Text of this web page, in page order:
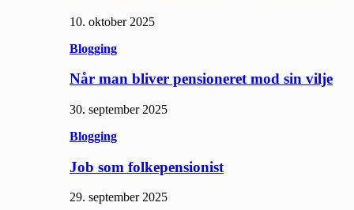
10. oktober 2025
Blogging
Når man bliver pensioneret mod sin vilje
30. september 2025
Blogging
Job som folkepensionist
29. september 2025